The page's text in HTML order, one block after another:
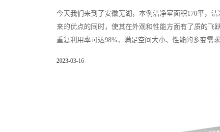
今天我们来到了安徽芜湖，本例洁净室面积170平，
来的优点的同时，使其在外观和性能方面有了质的飞
重复利用率可达98%，满足空间大小、性能的多变需
2023-03-16